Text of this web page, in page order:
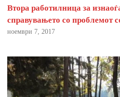
Втора работилница за
справувањето со проблемот
ноември 7, 2017